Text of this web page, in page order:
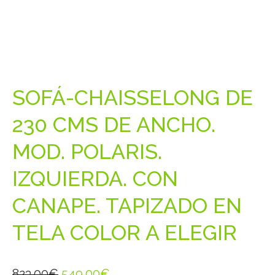
SOFÁ-CHAISSELONG DE
230 CMS DE ANCHO.
MOD. POLARIS.
IZQUIERDA. CON
CANAPE. TAPIZADO EN
TELA COLOR A ELEGIR